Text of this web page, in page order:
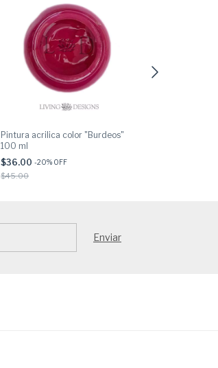
Pintura acrilica color "Burdeos"
100 ml
$36.00 -20% OFF
$45.00